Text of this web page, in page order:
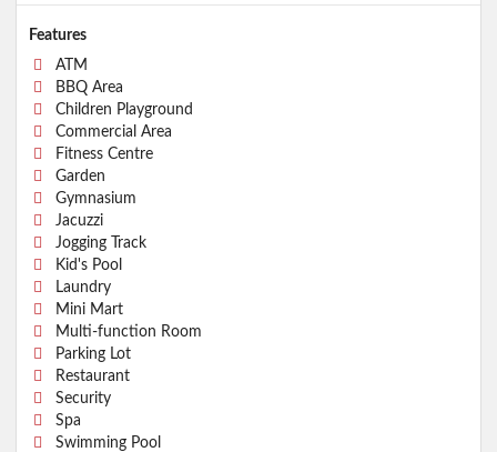
Features
ATM
BBQ Area
Children Playground
Commercial Area
Fitness Centre
Garden
Gymnasium
Jacuzzi
Jogging Track
Kid's Pool
Laundry
Mini Mart
Multi-function Room
Parking Lot
Restaurant
Security
Spa
Swimming Pool